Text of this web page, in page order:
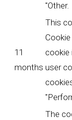
"Other.
11
months
This
cookie
user
The